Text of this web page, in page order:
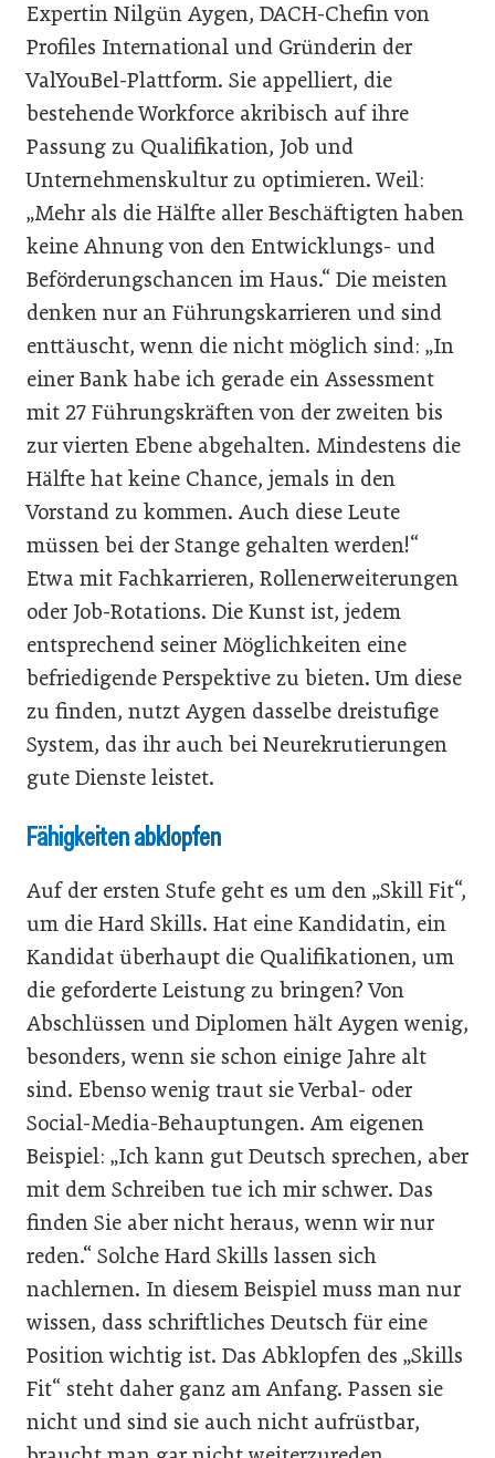
Expertin Nilgün Aygen, DACH-Chefin von
Profiles International und Gründerin der
ValYouBel-Plattform. Sie appelliert, die
bestehende Workforce akribisch auf ihre
Passung zu Qualifikation, Job und
Unternehmenskultur zu optimieren. Weil:
„Mehr als die Hälfte aller Beschäftigten haben
keine Ahnung von den Entwicklungs- und
Beförderungschancen im Haus.“ Die meisten
denken nur an Führungskarrieren und sind
enttäuscht, wenn die nicht möglich sind: „In
einer Bank habe ich gerade ein Assessment
mit 27 Führungskräften von der zweiten bis
zur vierten Ebene abgehalten. Mindestens die
Hälfte hat keine Chance, jemals in den
Vorstand zu kommen. Auch diese Leute
müssen bei der Stange gehalten werden!“
Etwa mit Fachkarrieren, Rollenerweiterungen
oder Job-Rotations. Die Kunst ist, jedem
entsprechend seiner Möglichkeiten eine
befriedigende Perspektive zu bieten. Um diese
zu finden, nutzt Aygen dasselbe dreistufige
System, das ihr auch bei Neurekrutierungen
gute Dienste leistet.
Fähigkeiten abklopfen
Auf der ersten Stufe geht es um den „Skill Fit“,
um die Hard Skills. Hat eine Kandidatin, ein
Kandidat überhaupt die Qualifikationen, um
die geforderte Leistung zu bringen? Von
Abschlüssen und Diplomen hält Aygen wenig,
besonders, wenn sie schon einige Jahre alt
sind. Ebenso wenig traut sie Verbal- oder
Social-Media-Behauptungen. Am eigenen
Beispiel: „Ich kann gut Deutsch sprechen, aber
mit dem Schreiben tue ich mir schwer. Das
finden Sie aber nicht heraus, wenn wir nur
reden.“ Solche Hard Skills lassen sich
nachlernen. In diesem Beispiel muss man nur
wissen, dass schriftliches Deutsch für eine
Position wichtig ist. Das Abklopfen des „Skills
Fit“ steht daher ganz am Anfang. Passen sie
nicht und sind sie auch nicht aufrüstbar,